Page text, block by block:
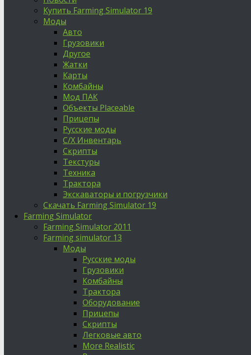
Купить Farming Simulator 19
Моды
Авто
Грузовики
Другое
Жатки
Карты
Комбайны
Мод ПАК
Объекты Placeable
Прицепы
Русские моды
С/Х Инвентарь
Скрипты
Текстуры
Техника
Трактора
Экскаваторы и погрузчики
Скачать Farming Simulator 19
Farming Simulator
Farming Simulator 2011
Farming simulator 13
Моды
Русские моды
Грузовики
Комбайны
Трактора
Оборудование
Прицепы
Скрипты
Легковые авто
More Realistic